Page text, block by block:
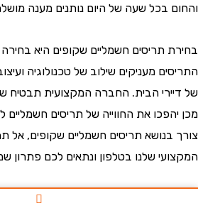
בכל שעה של היום נותנים מענה מושלם
תריסים חשמליים שקופים היא בחירה
מעניקים שילוב של טכנולוגיה ועיצוב,
הבית. החברה המקצועית תבטיח
את החווייה של תריסים חשמליים
תריסים חשמליים שקופים, אל תהססו
שלנו בטלפון ונתאים לכם פתרון